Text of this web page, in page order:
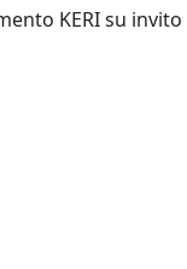
KERI su invito